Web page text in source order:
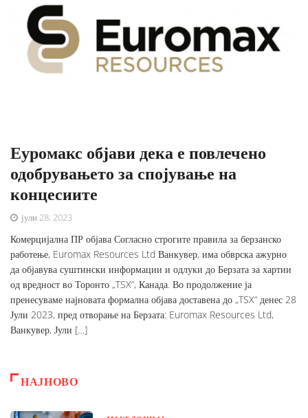
Еуромакс објави дека е повлечено
одобрувањето за спојување на
концесиите
јули 28, 2023
Комерцијална ПР објава Согласно строгите правила за берзанско
работење, Euromax Resources Ltd Ванкувер, има обврска ажурно
да објавува суштински информации и одлуки до Берзата за хартии
од вредност во Торонто „TSX“, Канада. Во продолжение ја
пренесуваме најновата формална објава доставена до „TSX“ денес 28
Јули 2023, пред отворање на Берзата: Euromax Resources Ltd,
Ванкувер, Јули […]
НАЈНОВО